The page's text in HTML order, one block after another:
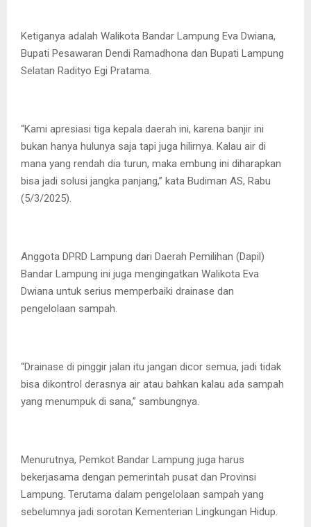
Ketiganya adalah Walikota Bandar Lampung Eva Dwiana,
Bupati Pesawaran Dendi Ramadhona dan Bupati Lampung
Selatan Radityo Egi Pratama.
“Kami apresiasi tiga kepala daerah ini, karena banjir ini
bukan hanya hulunya saja tapi juga hilirnya. Kalau air di
mana yang rendah dia turun, maka embung ini diharapkan
bisa jadi solusi jangka panjang,” kata Budiman AS, Rabu
(5/3/2025).
Anggota DPRD Lampung dari Daerah Pemilihan (Dapil)
Bandar Lampung ini juga mengingatkan Walikota Eva
Dwiana untuk serius memperbaiki drainase dan
pengelolaan sampah.
“Drainase di pinggir jalan itu jangan dicor semua, jadi tidak
bisa dikontrol derasnya air atau bahkan kalau ada sampah
yang menumpuk di sana,” sambungnya.
Menurutnya, Pemkot Bandar Lampung juga harus
bekerjasama dengan pemerintah pusat dan Provinsi
Lampung. Terutama dalam pengelolaan sampah yang
sebelumnya jadi sorotan Kementerian Lingkungan Hidup.